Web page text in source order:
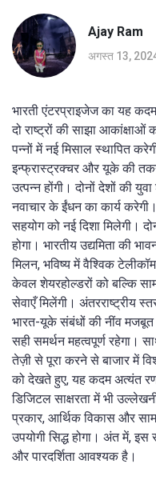
Ajay Ram
अगस्त 13,
भारती एंटरप्राइजेज का यह
दो राष्ट्रों की साझा आकांक्षाओं
पन्नों में नई मिसाल स्थापित
इन्फ्रास्ट्रक्चर और यूके की
उत्पन्न होंगी। दोनों देशों की
नवाचार के ईंधन का कार्य
सहयोग को नई दिशा मिलेगी।
होगा। भारतीय उद्यमिता की
मिलन, भविष्य में वैश्विक
केवल शेयरहोल्डरों को बल्कि
सेवाएँ मिलेंगी। अंतरराष्ट्रीय
भारत-यूके संबंधों की नींव मजबूत
सही समर्थन महत्वपूर्ण रहेगा।
तेज़ी से पूरा करने से बाजार में
को देखते हुए, यह कदम अत्यंत
डिजिटल साक्षरता में भी
प्रकार, आर्थिक विकास और
उपयोगी सिद्ध होगा। अंत में,
और पारदर्शिता आवश्यक है।